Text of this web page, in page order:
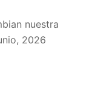
nuestra
2026